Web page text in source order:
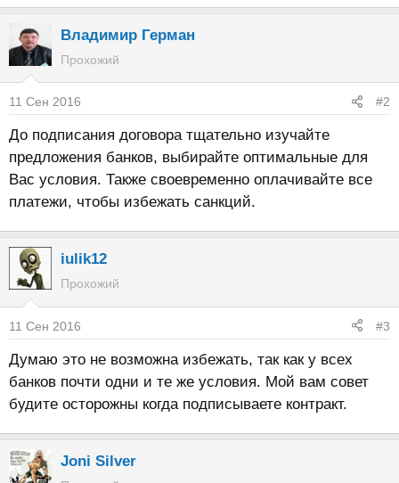
Владимир Герман
Прохожий
11 Сен 2016 #2
До подписания договора тщательно изучайте
предложения банков, выбирайте оптимальные для
Вас условия. Также своевременно оплачивайте все
платежи, чтобы избежать санкций.
iulik12
Прохожий
11 Сен 2016 #3
Думаю это не возможна избежать, так как у всех
банков почти одни и те же условия. Мой вам совет
будите осторожны когда подписываете контракт.
Joni Silver